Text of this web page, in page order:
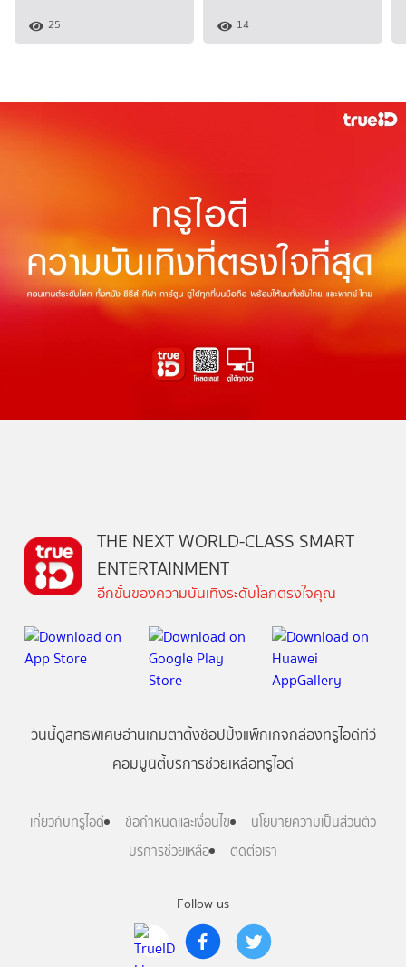
25 14
Follow us
THE NEXT WORLD-CLASS SMART
ENTERTAINMENT
อีกขั้นของความบันเทิงระดับโลกตรงใจคุณ
วันนี้ดูสิทธิพิเศษอ่านเกมตาตั้งช้อปปิ้งแพ็กเกจกล่องทรูไอดีทีวี
คอมมูนิตี้บริการช่วยเหลือทรูไอดี
เกี่ยวกับทรูไอดี ข้อกำหนดและเงื่อนไข
นโยบายความเป็นส่วนตัว
บริการช่วยเหลือ
ติดต่อเรา